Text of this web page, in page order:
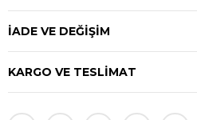
İADE VE DEĞİŞİM
KARGO VE TESLİMAT